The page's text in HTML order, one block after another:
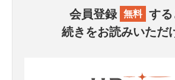
会員登録 無料 する
続きをお読みいただ